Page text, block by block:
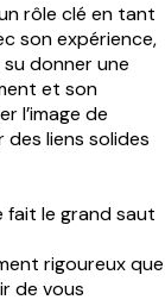
rôle clé en tant
son expérience,
donner une
et son
l’image de
des liens solides
fait le grand saut
rigoureux que
de vous